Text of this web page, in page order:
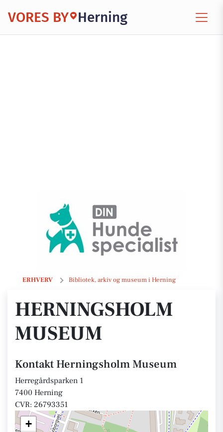
VORES BY Herning
ERHVERV Bibliotek, arkiv og museum i Herning
Herningsholm Museum
HERNINGSHOLM
MUSEUM
Kontakt Herningsholm Museum
Herregårdsparken 1
7400 Herning
CVR: 26793351
+